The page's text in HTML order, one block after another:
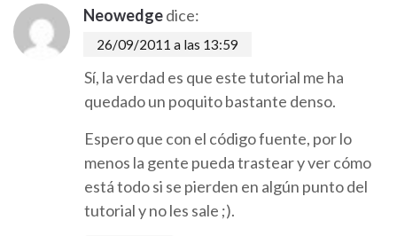
Neowedgedice:
26/09/2011 a las 13:59
Sí, la verdad es que este tutorial me ha
quedado un poquito bastante denso.
Espero que con el código fuente, por lo
menos la gente pueda trastear y ver cómo
está todo si se pierden en algún punto del
tutorial y no les sale ;).